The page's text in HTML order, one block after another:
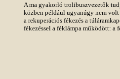
A ma gyakorló trolibuszvezetők
közben például ugyanúgy nem volt
a rekuperációs fékezés a
fékezéssel a féklámpa működött: a